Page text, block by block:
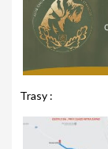
Trasy :